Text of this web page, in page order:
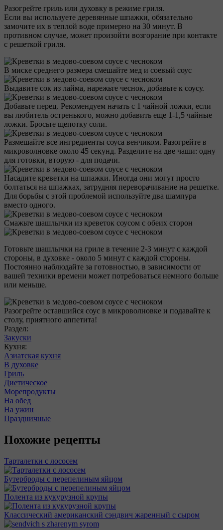
Разогрейте гриль или духовку в режиме гриля.
Если вы используете деревянные шпажки, обязательно
замочите их в теплой воде примерно на 30 минут. В
противном случае, может произойти возгорание при контакте
с решеткой гриля.
В миске среднего размера смешайте мед и соевый соус
Выдавите сок из лайма, нарежьте чеснок, добавьте к соусу.
Добавьте перец. Рекомендуем начать с 1 чайной ложки, если
вы любитель остренького, можно добавить еще 1-1,5 чайные
ложки. Бросьте щепотку соли.
Размешайте все ингредиенты соуса венчиком. Разогрейте в
микроволновке около 45 секунд. Разделите на две чаши: одну
для готовки, вторую - для подачи.
Насадите креветки на шпажки. Иногда они могут просто
болтаться на шпажках, затрудняя переворачивание на решетке.
Для борьбы с этой проблемой используйте два шампура
вместо одного.
Смажьте шашлычки из креветок соусом с обеих сторон
Готовьте шашлычки на гриле в течение 2-3 минут с каждой
стороны, в духовке - около 5 минут с каждой стороны.
Постоянно наблюдайте за готовностью, в зависимости от
вашей техники времени может потребоваться немного больше
или меньше.
Разогрейте оставшийся соус в микроволновке и подавайте к
столу, приятного аппетита!
Раздел:
Закуски
Кухня:
Азиатская кухня
В духовке
Гриль
Диетическое
Морепродукты
На обед
На ужин
Праздничные
Похожие рецепты
Тарталетки с лососем
Бутерброды с перепелиным яйцом
Полента из кукурузной крупы
Классический американский сэндвич жаренный с сыром